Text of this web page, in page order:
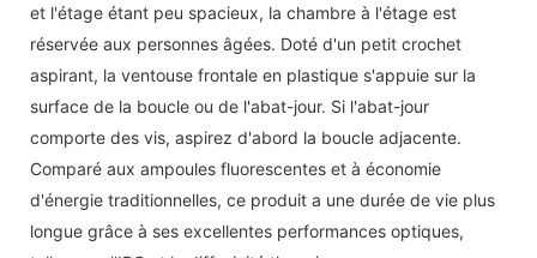
et l'étage étant peu spacieux, la chambre à l'étage est
réservée aux personnes âgées. Doté d'un petit crochet
aspirant, la ventouse frontale en plastique s'appuie sur la
surface de la boucle ou de l'abat-jour. Si l'abat-jour
comporte des vis, aspirez d'abord la boucle adjacente.
Comparé aux ampoules fluorescentes et à économie
d'énergie traditionnelles, ce produit a une durée de vie plus
longue grâce à ses excellentes performances optiques,